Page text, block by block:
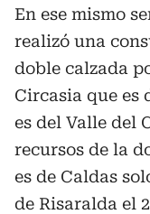
En ese mismo
realizó una
doble calzada
Circasia que es
es del Valle del
recursos de la
es de Caldas
de Risaralda el